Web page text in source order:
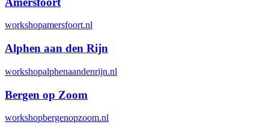
workshopamersfoort.nl
Alphen aan den Rijn
workshopalphenaandenrijn.nl
Bergen op Zoom
workshopbergenopzoom.nl